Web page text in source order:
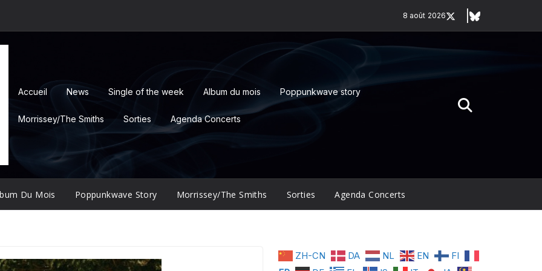
8 août 2026
Accueil News Single of the week Album du mois Poppunkwave story
Morrissey/The Smiths Sorties Agenda Concerts
Du Mois Poppunkwave Story Morrissey/The Smiths Sorties Agenda Concerts
ZH-CN DA NL EN
FI